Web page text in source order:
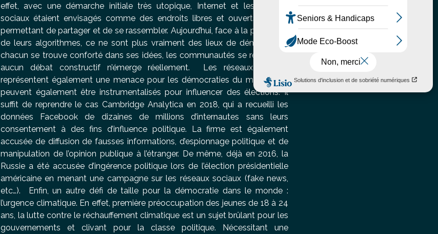
effet, avec une démarche initiale très utopique, Internet et les réseaux
sociaux étaient envisagés comme des endroits libres et ouverts à tous,
permettant de partager et de se rassembler. Aujourd’hui, face à la puissance
de leurs algorithmes, ce ne sont plus vraiment des lieux de démocratie :
chacun se trouve conforté dans ses idées, les communautés se resserrent,
aucun débat constructif n’émerge réellement.
Les réseaux sociaux
représentent également une menace pour les démocraties du monde : ils
peuvent également être instrumentalisés pour influencer des élections. Il
suffit de reprendre le cas Cambridge Analytica en 2018, qui a recueilli les
données Facebook de dizaines de millions d’internautes sans leurs
consentement à des fins d’influence politique. La firme est également
accusée de diffusion de fausses informations, d’espionnage politique et de
manipulation de l’opinion publique à l’étranger. De même, déjà en 2016, la
Russie a été accusée d’ingérence politique lors de l’élection présidentielle
américaine en menant une campagne sur les réseaux sociaux (fake news,
etc…).
Enfin, un autre défi de taille pour la démocratie dans le monde :
l’urgence climatique. En effet, première préoccupation des jeunes de 18 à 24
ans, la lutte contre le réchauffement climatique est un sujet brûlant pour les
gouvernements et clivant pour la classe politique. Nécessitant une